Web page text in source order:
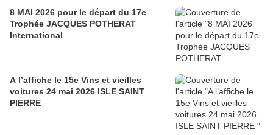
8 MAI 2026 pour le départ du 17e
Trophée JACQUES POTHERAT
International
A l’affiche le 15e Vins et vieilles
voitures 24 mai 2026 ISLE SAINT
PIERRE